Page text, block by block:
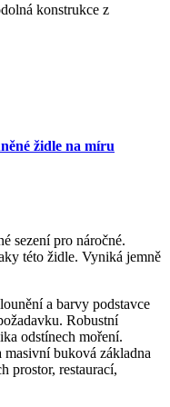
konstrukce z
židle na míru
sezení pro náročné.
této židle. Vyniká jemně
a barvy podstavce
Robustní
odstínech moření.
buková základna
prostor, restaurací,